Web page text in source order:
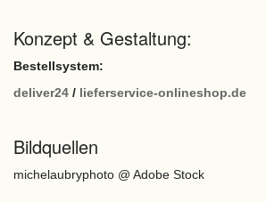
Konzept & Gestaltung:
Bestellsystem:
deliver24 / lieferservice-onlineshop.de
Bildquellen
michelaubryphoto @ Adobe Stock